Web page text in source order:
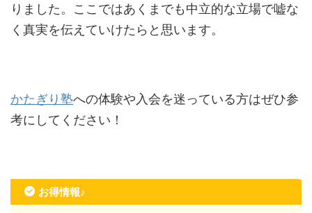
りました。ここではあくまでも中立的な立場で嘘な
く真実を伝えていけたらと思います。
かたぎり塾への体験や入会を迷っている方はぜひ参
考にしてください！
お得情報♪